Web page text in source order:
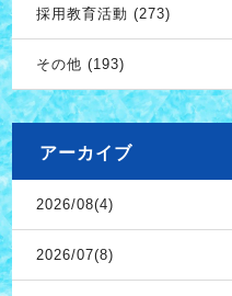
採用教育活動 (273)
その他 (193)
アーカイブ
2026/08(4)
2026/07(8)